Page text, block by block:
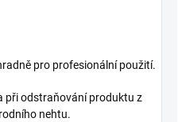
pro profesionální použití.
při odstraňování produktu z
nehtu.